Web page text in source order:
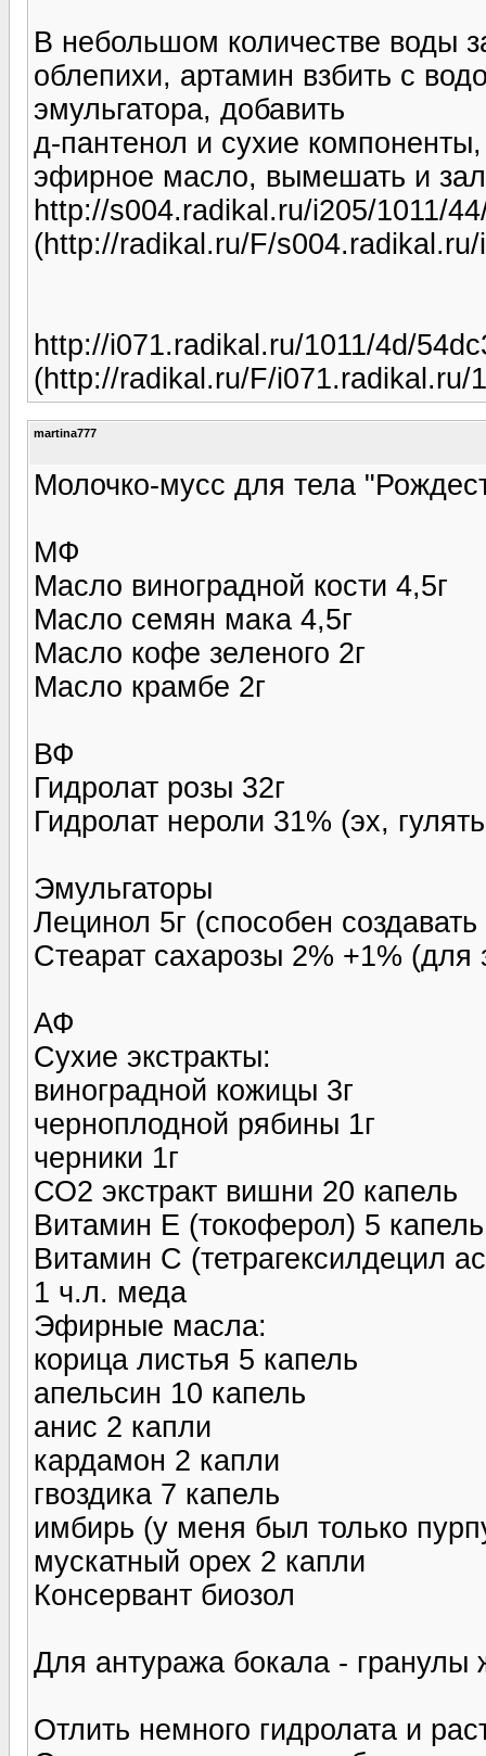
В небольшом количестве воды
облепихи, артамин взбить с
эмульгатора, добавить
д-пантенол и сухие
эфирное масло, вымешать и
http://s004.radikal.ru/i205/1011/
(http://radikal.ru/F/
http://i071.radikal.ru/1011/4d/
(http://radikal.ru/F/i071.radikal.ru/
martina777
Молочко-мусс для тела
МФ
Масло виноградной кости 4,5г
Масло семян мака 4,5г
Масло кофе зеленого 2г
Масло крамбе 2г
ВФ
Гидролат розы 32г
Гидролат нероли 31% (эх,
Эмульгаторы
Лецинол 5г (способен
Стеарат сахарозы 2% +1% (для
АФ
Сухие экстракты:
виноградной кожицы 3г
черноплодной рябины 1г
черники 1г
СО2 экстракт вишни 20 капель
Витамин Е (токоферол) 5 капель
Витамин С (тетрагексилдецил
1 ч.л. меда
Эфирные масла:
корица листья 5 капель
апельсин 10 капель
анис 2 капли
кардамон 2 капли
гвоздика 7 капель
имбирь (у меня был только
мускатный орех 2 капли
Консервант биозол
Для антуража бокала -
Отлить немного гидролата и